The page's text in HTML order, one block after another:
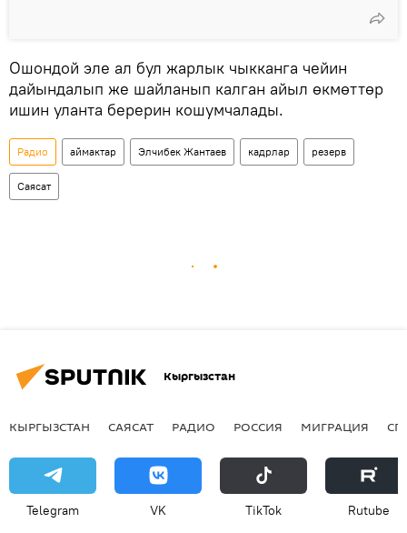
Ошондой эле ал бул жарлык чыкканга чейин
дайындалып же шайланып калган айыл өкмөттөр
ишин уланта берерин кошумчалады.
Радио аймактар Элчибек Жантаев кадрлар резерв
Саясат
Кыргызстан
КЫРГЫЗСТАН САЯСАТ РАДИО РОССИЯ МИГРАЦИЯ
Telegram VK ТikТоk Rutube